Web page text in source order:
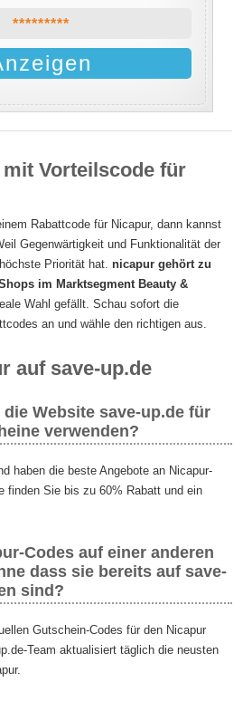
*********
Vorteilscode für
Rabattcode für Nicapur, dann kannst
Gegenwärtigkeit und Funktionalität der
Priorität hat.nicapur gehört zu
im Marktsegment Beauty &
Wahl gefällt. Schau sofort die
an und wähle den richtigen aus.
auf save-up.de
Website save-up.de für
verwenden?
haben die beste Angebote an Nicapur-
finden Sie bis zu 60% Rabatt und ein
Codes auf einer anderen
dass sie bereits auf save-
sind?
Gutschein-Codes für den Nicapur
Team aktualisiert täglich die neusten